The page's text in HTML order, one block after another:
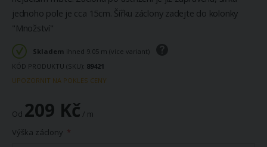
jednoho pole je cca 15cm. Šířku záclony zadejte do kolonky
"Množství"
Skladem ihned 9.05 m (více variant)
KÓD PRODUKTU (SKU) 89421
UPOZORNIT NA POKLES CENY
Od 209 Kč / m
Výška záclony